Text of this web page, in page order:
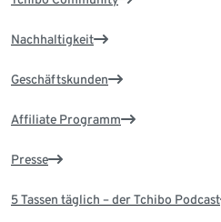
Nachhaltigkeit
Geschäftskunden
Affiliate Programm
Presse
5 Tassen täglich – der Tchibo Podcast